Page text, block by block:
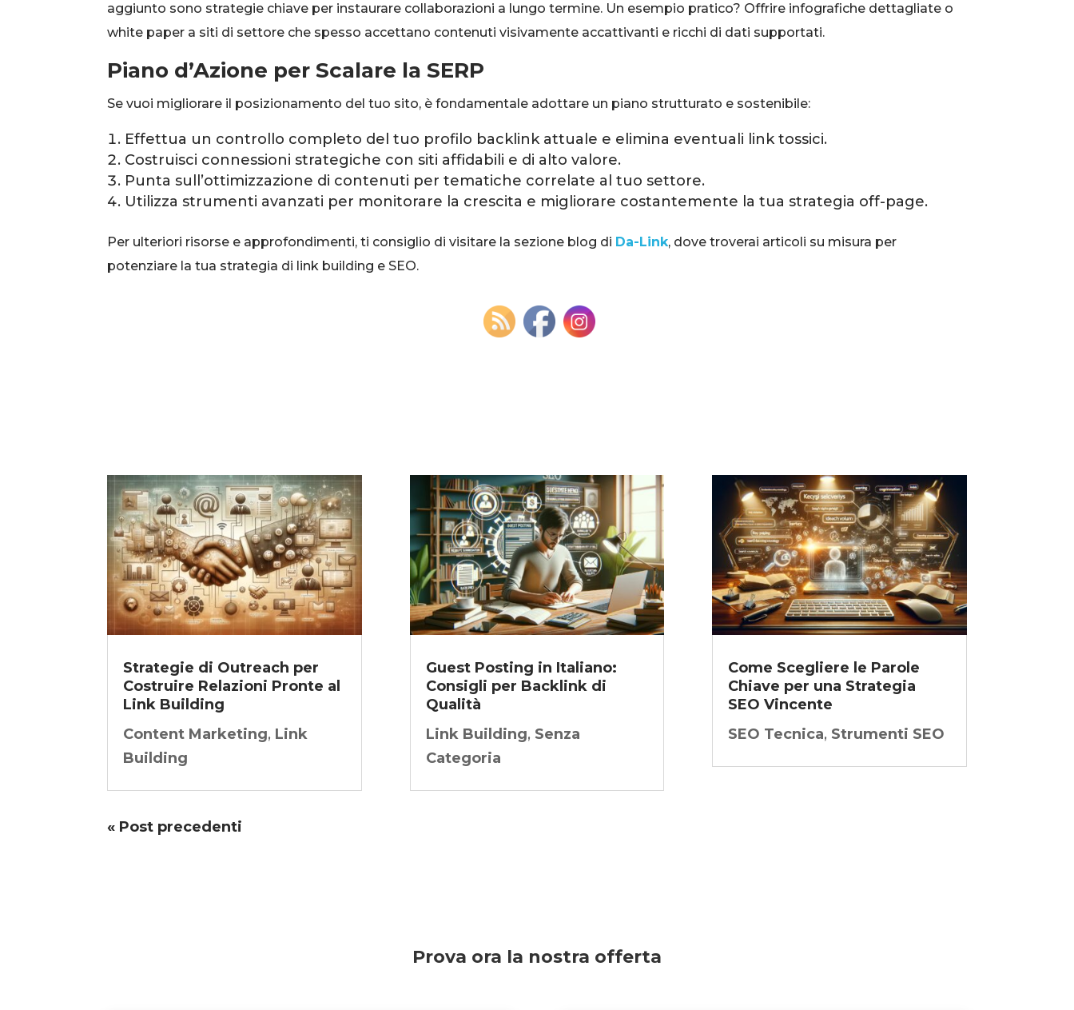
aggiunto sono strategie chiave per instaurare collaborazioni a lungo termine. Un esempio pratico? Offrire infografiche dettagliate o
white paper a siti di settore che spesso accettano contenuti visivamente accattivanti e ricchi di dati supportati.
Piano d’Azione per Scalare la SERP
Se vuoi migliorare il posizionamento del tuo sito, è fondamentale adottare un piano strutturato e sostenibile:
Effettua un controllo completo del tuo profilo backlink attuale e elimina eventuali link tossici.
Costruisci connessioni strategiche con siti affidabili e di alto valore.
Punta sull’ottimizzazione di contenuti per tematiche correlate al tuo settore.
Utilizza strumenti avanzati per monitorare la crescita e migliorare costantemente la tua strategia off-page.
Per ulteriori risorse e approfondimenti, ti consiglio di visitare la sezione blog di Da-Link, dove troverai articoli su misura per
potenziare la tua strategia di link building e SEO.
Strategie di Outreach per
Costruire Relazioni Pronte al
Link Building
Content Marketing, Link
Building
Guest Posting in Italiano:
Consigli per Backlink di
Qualità
Link Building, Senza
Categoria
Come Scegliere le Parole
Chiave per una Strategia
SEO Vincente
SEO Tecnica, Strumenti SEO
« Post precedenti
Prova ora la nostra offerta